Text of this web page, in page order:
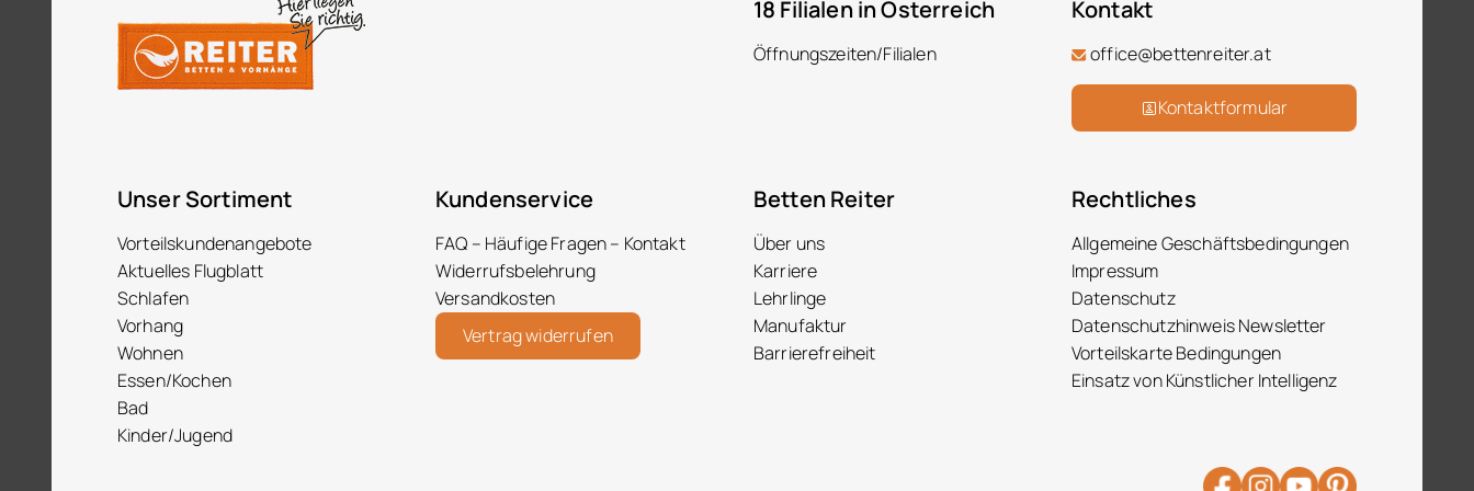
18 Filialen in Österreich
Öffnungszeiten/Filialen
Kontakt
office@bettenreiter.at
Kontaktformular
Unser Sortiment
Vorteilskundenangebote
Aktuelles Flugblatt
Schlafen
Vorhang
Wohnen
Essen/Kochen
Bad
Kinder/Jugend
Kundenservice
FAQ – Häufige Fragen – Kontakt
Widerrufsbelehrung
Versandkosten
Vertrag widerrufen
Betten Reiter
Über uns
Karriere
Lehrlinge
Manufaktur
Barrierefreiheit
Rechtliches
Allgemeine Geschäftsbedingungen
Impressum
Datenschutz
Datenschutzhinweis Newsletter
Vorteilskarte Bedingungen
Einsatz von Künstlicher Intelligenz